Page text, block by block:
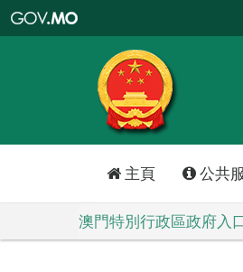
特
政
區
政
口
主頁 公共
澳門特別行政區政府入